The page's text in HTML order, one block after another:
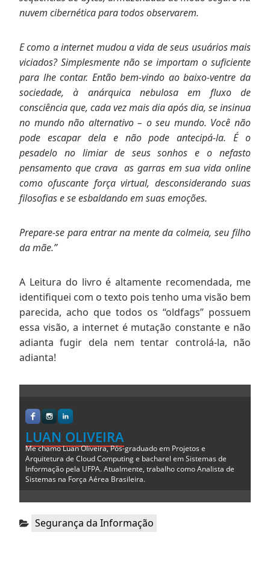
nuvem cibernética para todos observarem.
E como a internet mudou a vida de seus usuários mais
viciados? Simplesmente não se importam o suficiente
para lhe contar. Então bem-vindo ao baixo-ventre da
sociedade, à anárquica nebulosa em fluxo de
consciência que, cada vez mais dia após dia, se insinua
no mundo não alternativo – o seu mundo. Você não
pode escapar dela e não pode antecipá-la. É o
pesadelo no limiar de seus sonhos e o nefasto
pensamento que crava as garras em sua vida online
como ofuscante força virtual, desconsiderando suas
filosofias e se esbaldando em suas emoções.
Prepare-se para entrar na mente da colmeia, seu filho
da mãe.”
A Leitura do livro é altamente recomendada, me
identifiquei com o texto pois tenho uma visão bem
parecida, acho que todos os “oldfags” possuem
essa visão, a internet é mutação constante e não
adianta fugir dela nem tentar controlá-la, não
adianta!
LUAN OLIVEIRA
Me chamo Luan Oliveira, Pós-graduado em Projetos e
Arquitetura de Cloud Computing e bacharel em Sistemas de
Informação pela UFPA. Atualmente, trabalho como Analista de
Sistemas na Força Aérea Brasileira.
Categorias:
Segurança da Informação